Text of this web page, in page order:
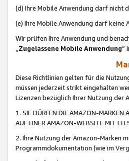
(d) Ihre Mobile Anwendung darf nicht
(e) Ihre Mobile Anwendung darf keine
Wir prüfen Ihre Anwendung und
„Zugelassene Mobile Anwendung“
Diese Richtlinien gelten für die
müssen jederzeit strikt eingehalten
Lizenzen bezüglich Ihrer Nutzung der
1. SIE DÜRFEN DIE AMAZON-MARKEN
AUF EINER AMAZON-WEBSITE
2. Ihre Nutzung der Amazon-Marken
Programmdokumentation (wie im